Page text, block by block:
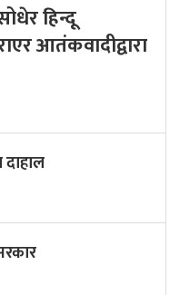
हिन्दू
आतंकवादीद्वारा